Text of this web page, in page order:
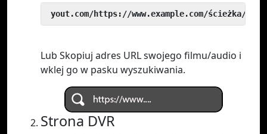
yout.com/https://www.example.com/ścieżka/do/
Lub Skopiuj adres URL swojego filmu/audio i
wklej go w pasku wyszukiwania.
Strona DVR